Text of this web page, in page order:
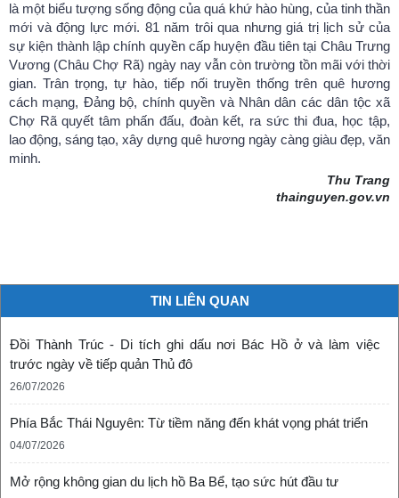
là một biểu tượng sống động của quá khứ hào hùng, của tinh thần
mới và động lực mới. 81 năm trôi qua nhưng giá trị lịch sử của
sự kiện thành lập chính quyền cấp huyện đầu tiên tại Châu Trưng
Vương (Châu Chợ Rã) ngày nay vẫn còn trường tồn mãi với thời
gian. Trân trọng, tự hào, tiếp nối truyền thống trên quê hương
cách mạng, Đảng bộ, chính quyền và Nhân dân các dân tộc xã
Chợ Rã quyết tâm phấn đấu, đoàn kết, ra sức thi đua, học tập,
lao động, sáng tạo, xây dựng quê hương ngày càng giàu đẹp, văn
minh.
Thu Trang
thainguyen.gov.vn
TIN LIÊN QUAN
Đồi Thành Trúc - Di tích ghi dấu nơi Bác Hồ ở và làm việc
trước ngày về tiếp quản Thủ đô
26/07/2026
Phía Bắc Thái Nguyên: Từ tiềm năng đến khát vọng phát triển
04/07/2026
Mở rộng không gian du lịch hồ Ba Bể, tạo sức hút đầu tư
Điểm đến
(15/07/2024)
Ẩm thực Việt Nam trên những lá bài
(08/09/2024)